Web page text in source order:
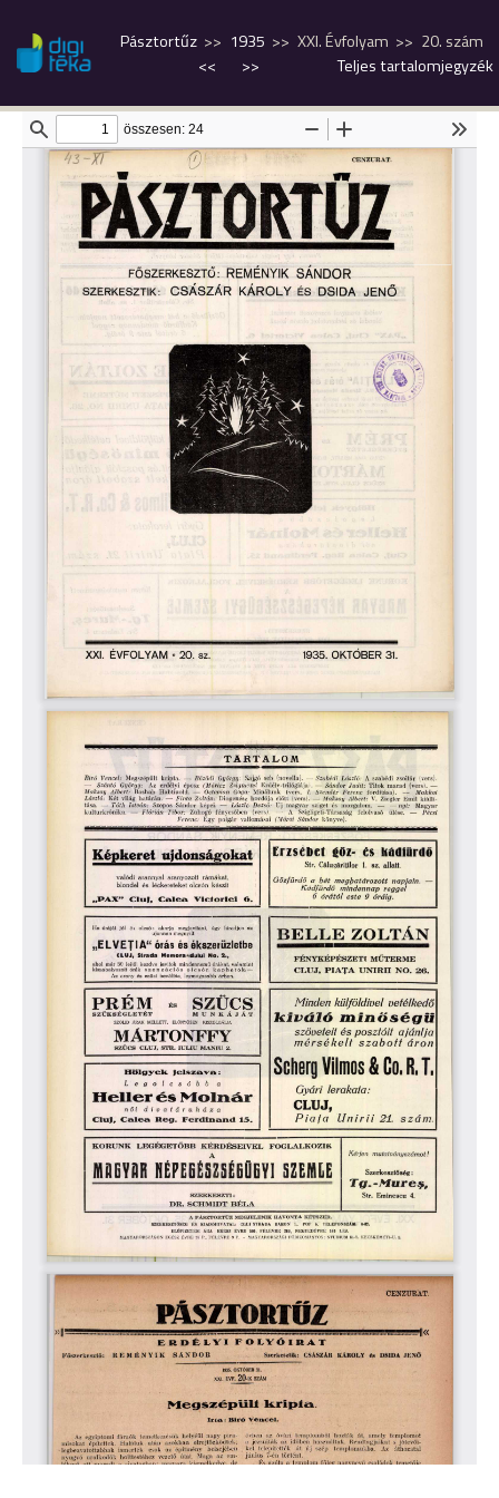
Pásztortűz 1935 XXI. Évfolyam
20. szám
<<
>> Teljes tartalomjegyzék